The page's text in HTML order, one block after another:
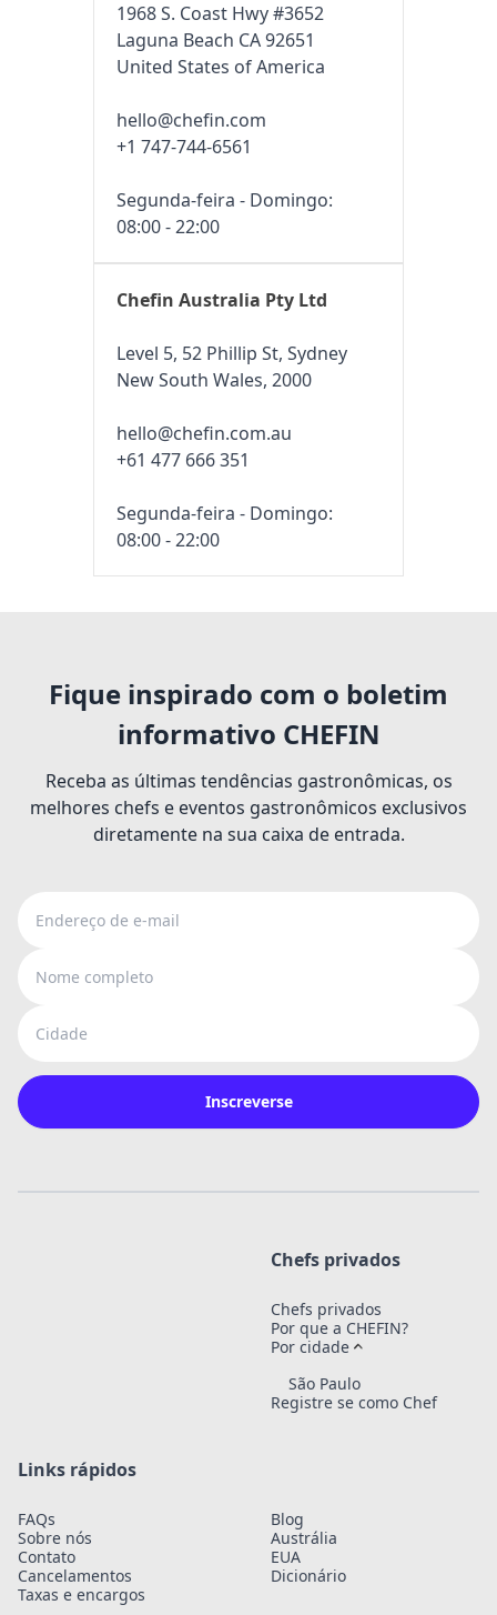
1968 S. Coast Hwy #3652
Laguna Beach CA 92651
United States of America
hello@chefin.com
+1 747-744-6561
Segunda-feira - Domingo:
08:00 - 22:00
Chefin Australia Pty Ltd
Level 5, 52 Phillip St, Sydney
New South Wales, 2000
hello@chefin.com.au
+61 477 666 351
Segunda-feira - Domingo:
08:00 - 22:00
Fique inspirado com o boletim
informativo CHEFIN
Receba as últimas tendências gastronômicas, os
melhores chefs e eventos gastronômicos exclusivos
diretamente na sua caixa de entrada.
Inscreverse
Chefs privados
Chefs privados
Por que a CHEFIN?
Por cidade
São Paulo
Registre se como Chef
Links rápidos
FAQs
Sobre nós
Contato
Cancelamentos
Taxas e encargos
Blog
Austrália
EUA
Dicionário